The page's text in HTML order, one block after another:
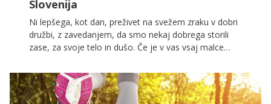
Slovenija
Ni lepšega, kot dan, preživet na svežem zraku v dobri
družbi, z zavedanjem, da smo nekaj dobrega storili
zase, za svoje telo in dušo. Če je v vas vsaj malce
zraku, hkrati pa rade preizkušate svoje meje, imate
sedaj idealno priložnost, da svojo tekaško formo
preizkusite na največjem tekaškem dogodku pri nas –